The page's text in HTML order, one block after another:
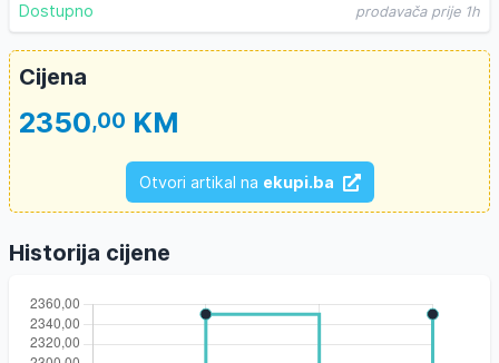
Dostupno
prodavača prije 1h
Cijena
2350,00 KM
Otvori artikal na ekupi.ba
Historija cijene